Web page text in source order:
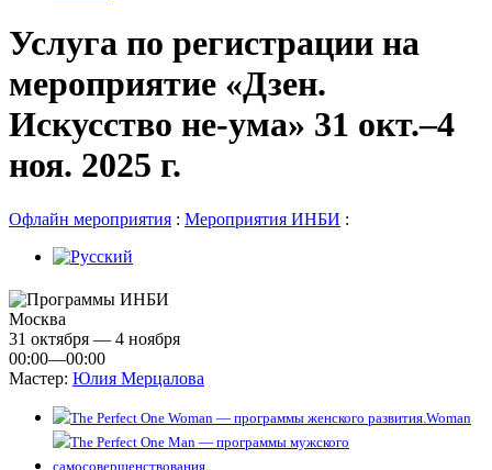
Услуга по регистрации на
мероприятие «Дзен.
Искусство не-ума» 31 окт.–4
ноя. 2025 г.
Офлайн мероприятия : Мероприятия ИНБИ :
Москва
31 октября — 4 ноября
00:00—00:00
Мастер: Юлия Мерцалова
Woman